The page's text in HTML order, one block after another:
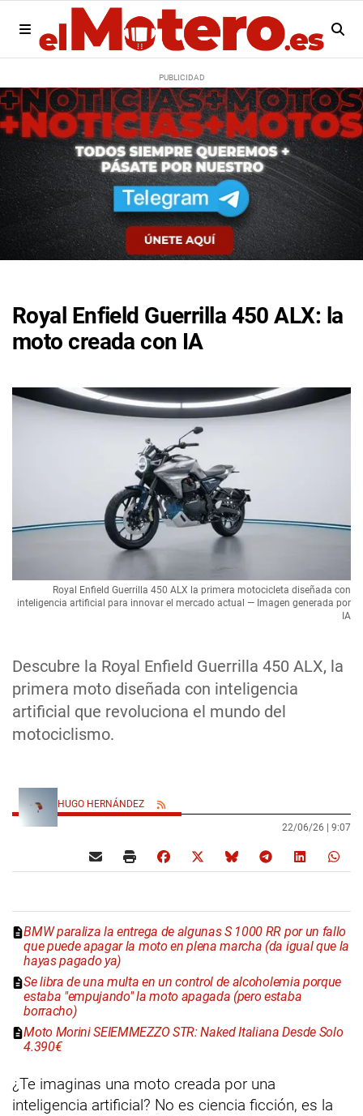
Royal Enfield Guerrilla 450 ALX: la
moto creada con IA
Descubre la Royal Enfield Guerrilla 450 ALX, la
primera moto diseñada con inteligencia
artificial que revoluciona el mundo del
motociclismo.
Royal Enfield Guerrilla 450 ALX la primera motocicleta diseñada con
inteligencia artificial para innovar el mercado actual — Imagen generada por
IA
HUGO HERNÁNDEZ
22/06/26 | 9:07
BMW paraliza la entrega de algunas S 1000 RR por un fallo
que puede apagar la moto en plena marcha (da igual que la
hayas pagado ya)
Se libra de una multa en un control de alcoholemia porque
estaba "empujando" la moto apagada (pero estaba
borracho)
Moto Morini SEIEMMEZZO STR: Naked Italiana Desde Solo
4.390€
¿Te imaginas una moto creada por una
inteligencia artificial? No es ciencia ficción, es la